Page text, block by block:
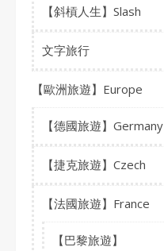
【斜槓人生】Slash
文字旅行
【歐洲旅遊】Europe
【德國旅遊】Germany
【捷克旅遊】Czech
【法國旅遊】France
【巴黎旅遊】